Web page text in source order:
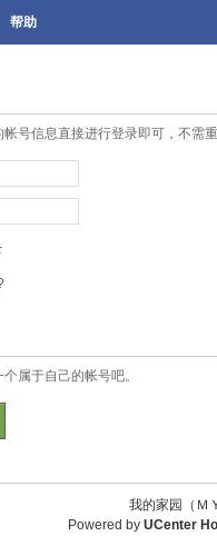
帮助
号信息直接进行登录即可，不需
属于自己的帐号吧。
我的家园（
Powered by UCenter